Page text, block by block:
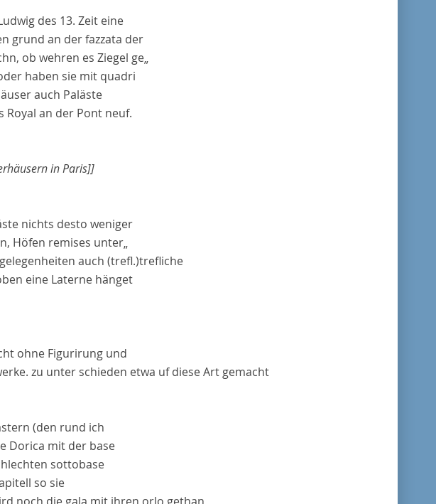
des 13. Zeit eine
grund an derfazzata der
ob wehren es Ziegel ge„
haben sie mit quadri
auch Paläste
Royal an der Pont neuf.
in Paris]]
nichts desto weniger
Höfen remises unter„
auch (trefl.)trefliche
eine Laterne hänget
ohne Figurirung und
zu unter schieden etwa uf diese Art gemacht
(den rund ich
Dorica mit der base
sottobase
so sie
noch die gala mit ihren orlo gethan